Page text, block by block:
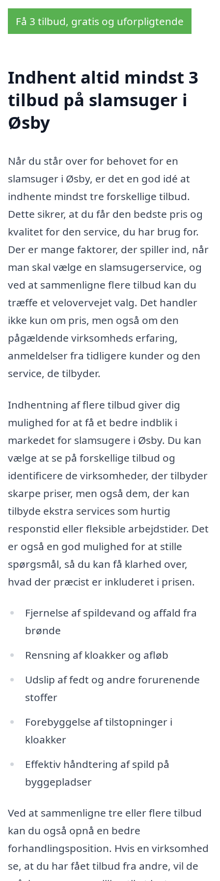
Få 3 tilbud, gratis og uforpligtende
Indhent altid mindst 3
tilbud på slamsuger i
Øsby
Når du står over for behovet for en
slamsuger i Øsby, er det en god idé at
indhente mindst tre forskellige tilbud.
Dette sikrer, at du får den bedste pris og
kvalitet for den service, du har brug for.
Der er mange faktorer, der spiller ind, når
man skal vælge en slamsugerservice, og
ved at sammenligne flere tilbud kan du
træffe et velovervejet valg. Det handler
ikke kun om pris, men også om den
pågældende virksomheds erfaring,
anmeldelser fra tidligere kunder og den
service, de tilbyder.
Indhentning af flere tilbud giver dig
mulighed for at få et bedre indblik i
markedet for slamsugere i Øsby. Du kan
vælge at se på forskellige tilbud og
identificere de virksomheder, der tilbyder
skarpe priser, men også dem, der kan
tilbyde ekstra services som hurtig
responstid eller fleksible arbejdstider. Det
er også en god mulighed for at stille
spørgsmål, så du kan få klarhed over,
hvad der præcist er inkluderet i prisen.
Fjernelse af spildevand og affald fra
brønde
Rensning af kloakker og afløb
Udslip af fedt og andre forurenende
stoffer
Forebyggelse af tilstopninger i
kloakker
Effektiv håndtering af spild på
byggepladser
Ved at sammenligne tre eller flere tilbud
kan du også opnå en bedre
forhandlingsposition. Hvis en virksomhed
se, at du har fået tilbud fra andre, vil de